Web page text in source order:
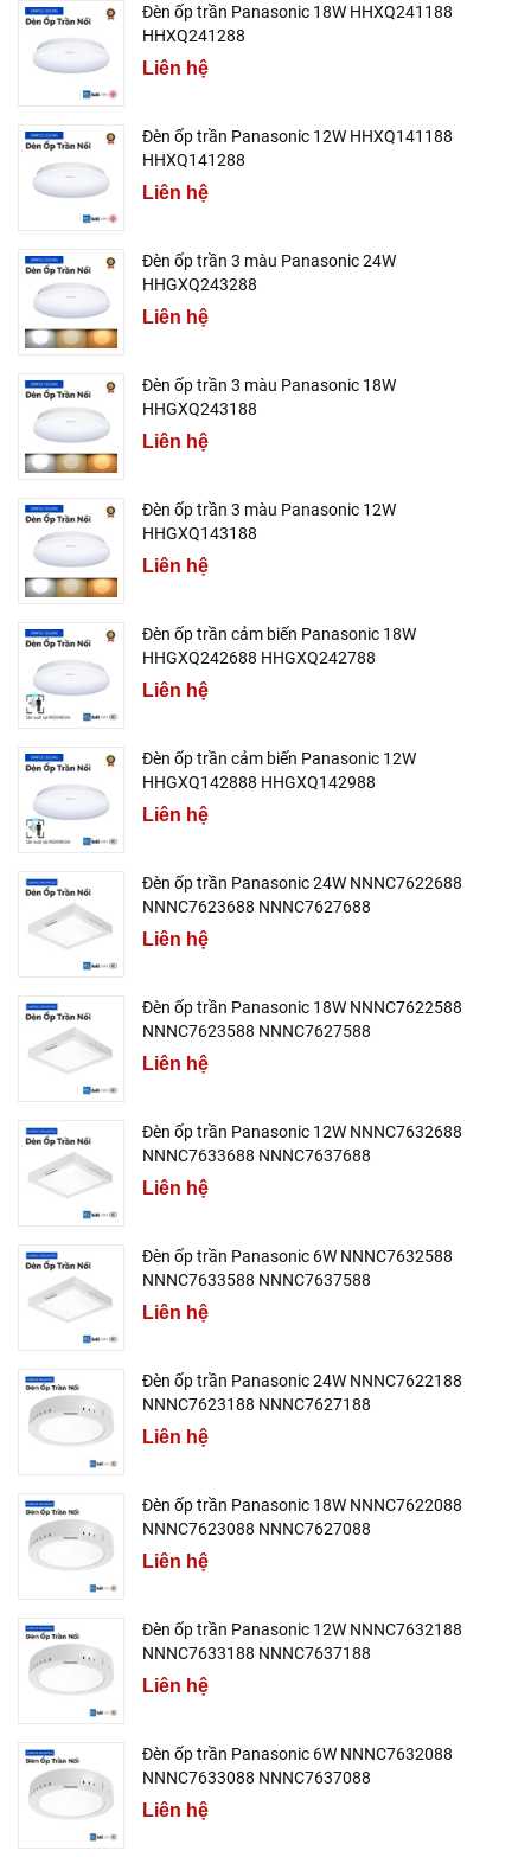
Đèn ốp trần Panasonic 18W HHXQ241188
HHXQ241288
Liên hệ
Đèn ốp trần Panasonic 12W HHXQ141188
HHXQ141288
Liên hệ
Đèn ốp trần 3 màu Panasonic 24W
HHGXQ243288
Liên hệ
Đèn ốp trần 3 màu Panasonic 18W
HHGXQ243188
Liên hệ
Đèn ốp trần 3 màu Panasonic 12W
HHGXQ143188
Liên hệ
Đèn ốp trần cảm biến Panasonic 18W
HHGXQ242688 HHGXQ242788
Liên hệ
Đèn ốp trần cảm biến Panasonic 12W
HHGXQ142888 HHGXQ142988
Liên hệ
Đèn ốp trần Panasonic 24W NNNC7622688
NNNC7623688 NNNC7627688
Liên hệ
Đèn ốp trần Panasonic 18W NNNC7622588
NNNC7623588 NNNC7627588
Liên hệ
Đèn ốp trần Panasonic 12W NNNC7632688
NNNC7633688 NNNC7637688
Liên hệ
Đèn ốp trần Panasonic 6W NNNC7632588
NNNC7633588 NNNC7637588
Liên hệ
Đèn ốp trần Panasonic 24W NNNC7622188
NNNC7623188 NNNC7627188
Liên hệ
Đèn ốp trần Panasonic 18W NNNC7622088
NNNC7623088 NNNC7627088
Liên hệ
Đèn ốp trần Panasonic 12W NNNC7632188
NNNC7633188 NNNC7637188
Liên hệ
Đèn ốp trần Panasonic 6W NNNC7632088
NNNC7633088 NNNC7637088
Liên hệ